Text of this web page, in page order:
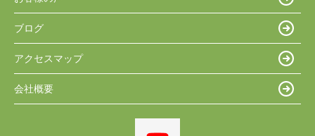
ブログ
アクセスマップ
会社概要